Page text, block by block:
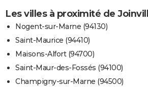
Les villes à proximité de
Nogent-sur-Marne (94130)
Saint-Maurice (94410)
Maisons-Alfort (94700)
Saint-Maur-des-Fossés (94100)
Champigny-sur-Marne (94500)